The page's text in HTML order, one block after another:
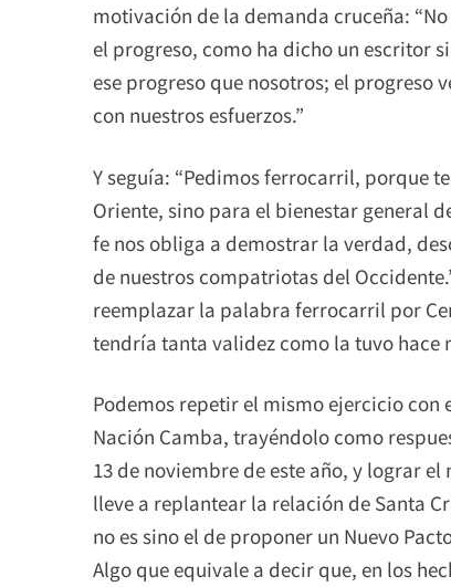
motivación de la demanda cruceña:
el progreso, como ha dicho un escritor
ese progreso que nosotros; el
con nuestros esfuerzos.”
Y seguía: “Pedimos ferrocarril, porque
Oriente, sino para el bienestar general
fe nos obliga a demostrar la verdad,
de nuestros compatriotas del
reemplazar la palabra ferrocarril por
tendría tanta validez como la tuvo hace
Podemos repetir el mismo ejercicio
Nación Camba, trayéndolo como
13 de noviembre de este año, y lograr
lleve a replantear la relación de Santa
no es sino el de proponer un Nuevo
Algo que equivale a decir que, en los